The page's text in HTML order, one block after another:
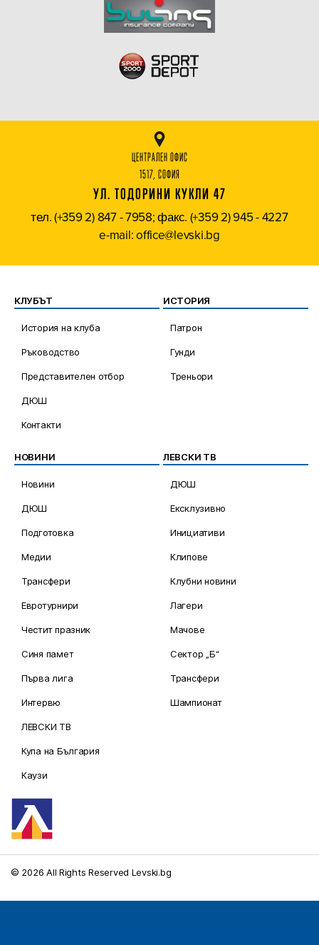
ЦЕНТРАЛЕН ОФИС
1517, СОФИЯ
УЛ. ТОДОРИНИ КУКЛИ 47
тел. (+359 2) 847 - 7958; факс. (+359 2) 945 - 4227
e-mail: office@levski.bg
КЛУБЪТ
История на клуба
Ръководство
Представителен отбор
ДЮШ
Контакти
ИСТОРИЯ
Патрон
Гунди
Треньори
НОВИНИ
Новини
ДЮШ
Подготовка
Медии
Трансфери
Евротурнири
Честит празник
Синя памет
Първа лига
Интервю
ЛЕВСКИ ТВ
Купа на България
Каузи
ЛЕВСКИ ТВ
ДЮШ
Ексклузивно
Инициативи
Клипове
Клубни новини
Лагери
Мачове
Сектор „Б“
Трансфери
Шампионат
© 2026 All Rights Reserved Levski.bg